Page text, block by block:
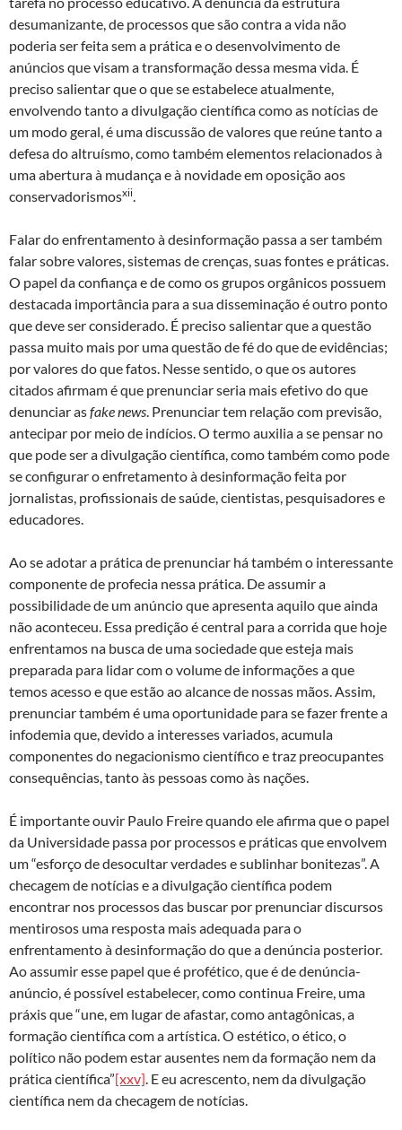
desumanizante, de processos que são contra a vida não
poderia ser feita sem a prática e o desenvolvimento de
anúncios que visam a transformação dessa mesma vida. É
preciso salientar que o que se estabelece atualmente,
envolvendo tanto a divulgação científica como as notícias de
um modo geral, é uma discussão de valores que reúne tanto a
defesa do altruísmo, como também elementos relacionados à
uma abertura à mudança e à novidade em oposição aos
conservadorismosxii.
Falar do enfrentamento à desinformação passa a ser também
falar sobre valores, sistemas de crenças, suas fontes e práticas.
O papel da confiança e de como os grupos orgânicos possuem
destacada importância para a sua disseminação é outro ponto
que deve ser considerado. É preciso salientar que a questão
passa muito mais por uma questão de fé do que de evidências;
por valores do que fatos. Nesse sentido, o que os autores
citados afirmam é que prenunciar seria mais efetivo do que
denunciar asfake news. Prenunciar tem relação com previsão,
antecipar por meio de indícios. O termo auxilia a se pensar no
que pode ser a divulgação científica, como também como pode
se configurar o enfretamento à desinformação feita por
jornalistas, profissionais de saúde, cientistas, pesquisadores e
educadores.
Ao se adotar a prática de prenunciar há também o interessante
componente de profecia nessa prática. De assumir a
possibilidade de um anúncio que apresenta aquilo que ainda
não aconteceu. Essa predição é central para a corrida que hoje
enfrentamos na busca de uma sociedade que esteja mais
preparada para lidar com o volume de informações a que
temos acesso e que estão ao alcance de nossas mãos. Assim,
prenunciar também é uma oportunidade para se fazer frente a
infodemia que, devido a interesses variados, acumula
componentes do negacionismo científico e traz preocupantes
consequências, tanto às pessoas como às nações.
É importante ouvir Paulo Freire quando ele afirma que o papel
da Universidade passa por processos e práticas que envolvem
um “esforço de desocultar verdades e sublinhar bonitezas”. A
checagem de notícias e a divulgação científica podem
encontrar nos processos das buscar por prenunciar discursos
mentirosos uma resposta mais adequada para o
enfrentamento à desinformação do que a denúncia posterior.
Ao assumir esse papel que é profético, que é de denúncia-
anúncio, é possível estabelecer, como continua Freire, uma
práxis que “une, em lugar de afastar, como antagônicas, a
formação científica com a artística. O estético, o ético, o
político não podem estar ausentes nem da formação nem da
prática científica”[xxv]. E eu acrescento, nem da divulgação
científica nem da checagem de notícias.